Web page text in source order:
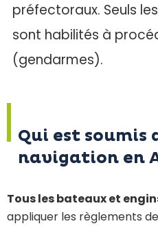
préfectoraux. Seuls
sont habilités à
(gendarmes).
Qui est soumis
navigation en
Tous les bateaux et
appliquer les règlements